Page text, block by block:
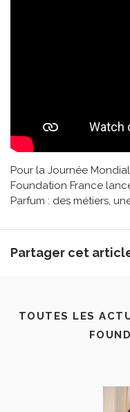
Pour la Journée
Foundation France
Parfum : des métiers,
Partager cet
TOUTES LES